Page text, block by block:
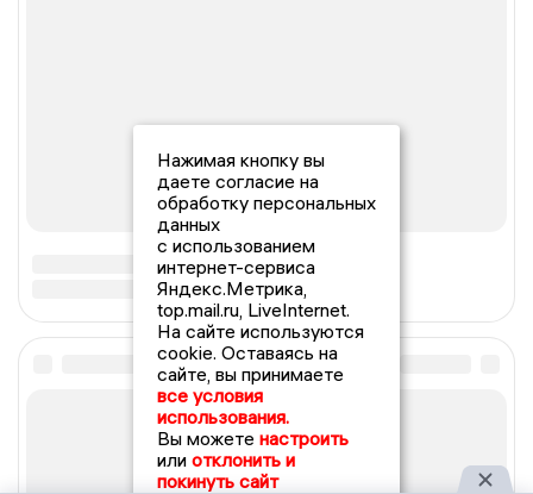
Нажимая кнопку вы
даете согласие на
обработку персональных
данных
с использованием
интернет-сервиса
Яндекс.Метрика,
top.mail.ru, LiveInternet.
На сайте используются
cookie. Оставаясь на
сайте, вы принимаете
все условия
использования.
Вы можете настроить
или отклонить и
покинуть сайт